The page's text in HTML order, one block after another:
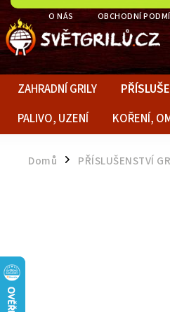
O NÁS OBCHODNÍ
ZAHRADNÍ GRILY
PALIVO, UZENÍ
KOŘENÍ,
Domů / PŘÍSLUŠENSTVÍ